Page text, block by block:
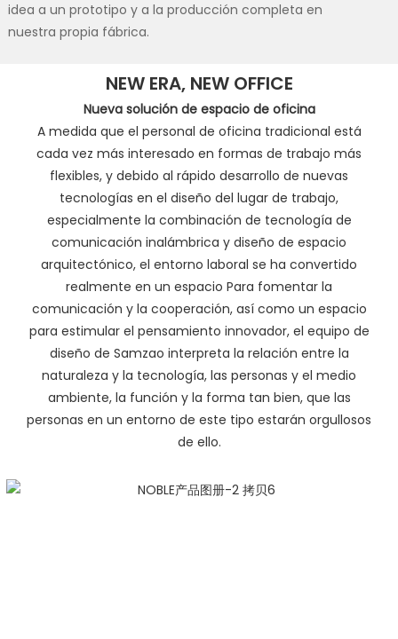
idea a un prototipo y a la producción completa en
nuestra propia fábrica.
NEW ERA, NEW OFFICE
Nueva solución de espacio de oficina
A medida que el personal de oficina tradicional está
cada vez más interesado en formas de trabajo más
flexibles, y debido al rápido desarrollo de nuevas
tecnologías en el diseño del lugar de trabajo,
especialmente la combinación de tecnología de
comunicación inalámbrica y diseño de espacio
arquitectónico, el entorno laboral se ha convertido
realmente en un espacio Para fomentar la
comunicación y la cooperación, así como un espacio
para estimular el pensamiento innovador, el equipo de
diseño de Samzao interpreta la relación entre la
naturaleza y la tecnología, las personas y el medio
ambiente, la función y la forma tan bien, que las
personas en un entorno de este tipo estarán orgullosos
de ello.